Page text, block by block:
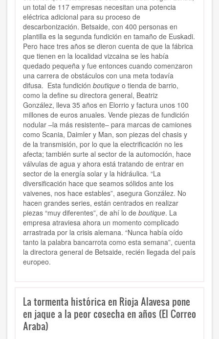
un total de 117 empresas necesitan una potencia
eléctrica adicional para su proceso de
descarbonización. Betsaide, con 400 personas en
plantilla es la segunda fundición en tamaño de Euskadi.
Pero hace tres años se dieron cuenta de que la fábrica
que tienen en la localidad vizcaina se les había
quedado pequeña y fue entonces cuando comenzaron
una carrera de obstáculos con una meta todavía
difusa. Esta fundición boutique o tienda de barrio,
como la define su directora general, Beatriz
González, lleva 35 años en Elorrio y factura unos 100
millones de euros anuales. Vende piezas de fundición
nodular –la más resistente– para marcas de camiones
como Scania, Daimler y Man, son piezas del chasis y
de la transmisión, por lo que la electrificación no les
afecta; también surte al sector de la automoción, hace
válvulas de agua y ahora está tratando de entrar en
sector de la energía solar y la hidráulica. “La
diversificación hace que seamos sólidos ante los
vaivenes, nos hace estables”, asegura González. No
hacen grandes series, están centrados en realizar
piezas “muy diferentes”, de ahí lo de boutique. La
empresa atraviesa ahora un momento complicado
arrastrada por la crisis alemana. “Nunca había oído
tanto la palabra bancarrota como esta semana”, cuenta
la directora general de Betsaide, recién llegada del país
europeo.
La tormenta histórica en Rioja Alavesa pone
en jaque a la peor cosecha en años (El Correo
Araba)